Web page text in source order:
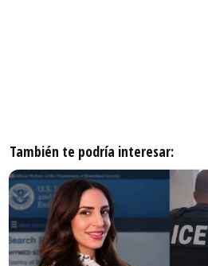
También te podría interesar: